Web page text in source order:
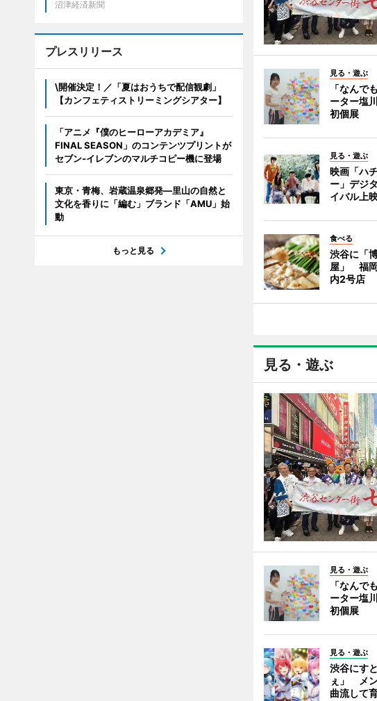
見る・遊ぶ
「なんで
ーター塩
初個展
見る・遊ぶ
映画「ハ
ー」デジ
イバル上
食べる
渋谷に「
屋」 福岡
内2号店
見る・遊ぶ
見る・遊ぶ
「なんで
ーター塩
初個展
見る・遊ぶ
渋谷にす
ぇ」 メ
曲流して
沼津経済新聞
プレスリリース
\開催決定！／「夏はおうちで配信観劇」
【カンフェティストリーミングシアター】
「アニメ『僕のヒーローアカデミア』
FINAL SEASON」のコンテンツプリントが
セブン‐イレブンのマルチコピー機に登場
東京・青梅、岩蔵温泉郷発―里山の自然と
文化を香りに「編む」ブランド「AMU」始
動
もっと見る